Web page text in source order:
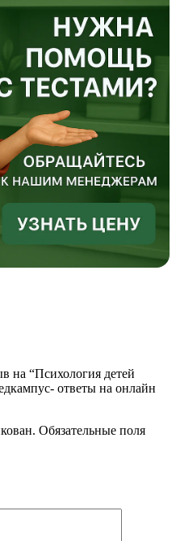
на “Психология детей
ответы на онлайн
Обязательные поля